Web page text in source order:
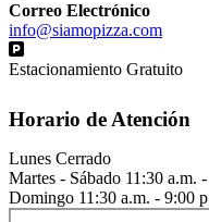
Correo Electrónico
info@siamopizza.com
Estacionamiento Gratuito
Horario de Atención
Lunes Cerrado
Martes - Sábado 11:30 a.m.
Domingo 11:30 a.m. - 9:00